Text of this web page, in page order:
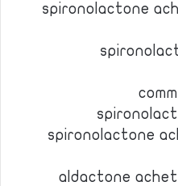
spironolactone
spironolactone
aldactone